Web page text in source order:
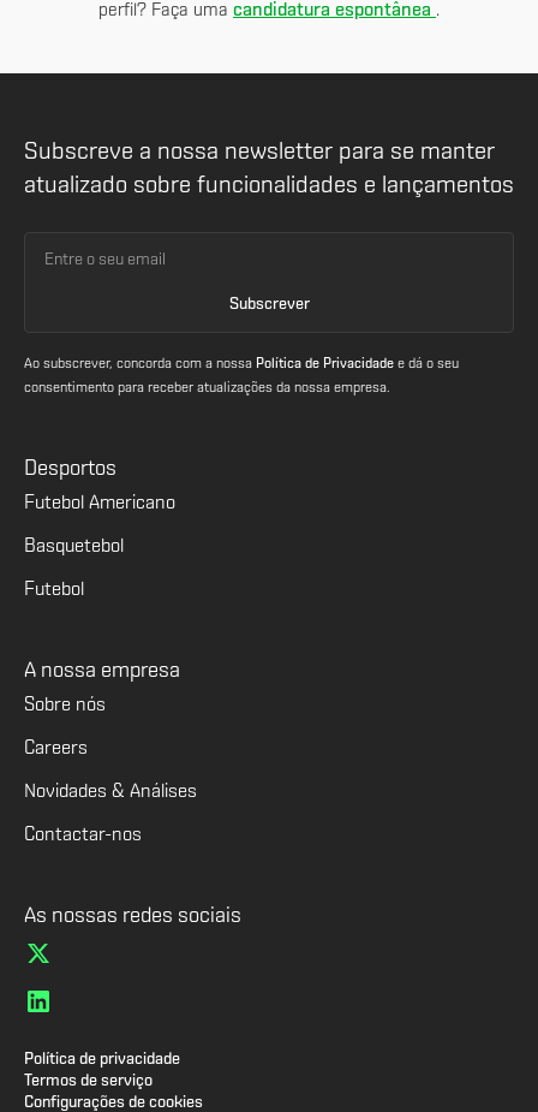
perfil? Faça uma candidatura espontânea .
Subscreve a nossa newsletter para se manter
atualizado sobre funcionalidades e lançamentos
Ao subscrever, concorda com a nossa Política de Privacidade e dá o seu
consentimento para receber atualizações da nossa empresa.
Desportos
Futebol Americano
Basquetebol
Futebol
A nossa empresa
Sobre nós
Careers
Novidades & Análises
Contactar-nos
As nossas redes sociais
Política de privacidade
Termos de serviço
Configurações de cookies